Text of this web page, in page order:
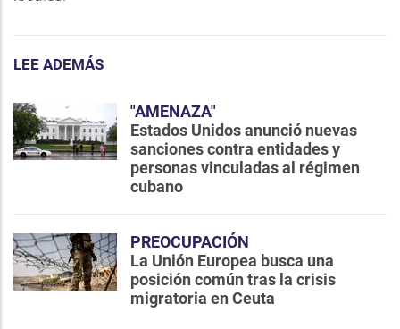
LEE ADEMÁS
"AMENAZA"
Estados Unidos anunció nuevas
sanciones contra entidades y
personas vinculadas al régimen
cubano
PREOCUPACIÓN
La Unión Europea busca una
posición común tras la crisis
migratoria en Ceuta